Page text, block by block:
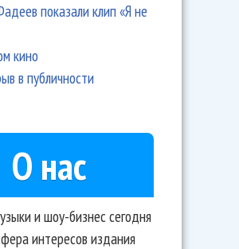
показали клип «Я не
кино
в публичности
О нас
и шоу-бизнес сегодня
интересов издания